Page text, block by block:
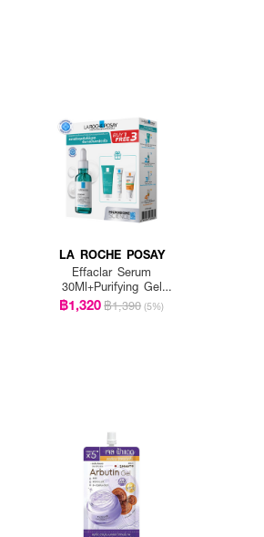
LA ROCHE POSAY
Effaclar Serum
30Ml+Purifying Gel
15Ml+Duo+M 3 Ml+Ant Oil
Control Cream 3 Ml
฿1,320฿1,390 (5%)